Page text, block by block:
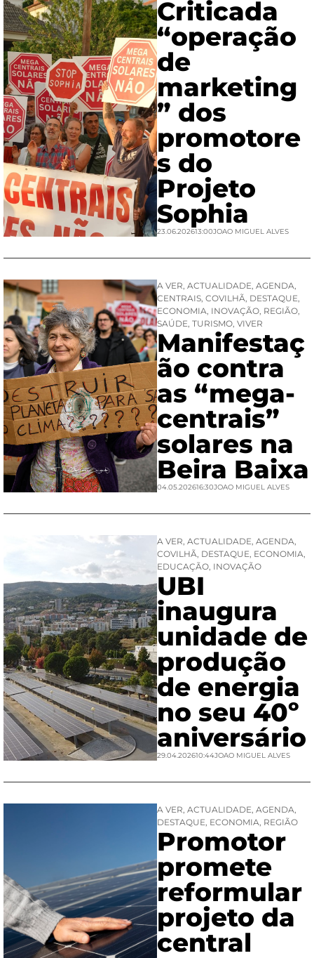
Criticada
“operação
de
marketing
” dos
promotore
s do
Projeto
Sophia
23.06.202613:00JOAO MIGUEL ALVES
A VER, ACTUALIDADE, AGENDA,
CENTRAIS, COVILHÃ, DESTAQUE,
ECONOMIA, INOVAÇÃO, REGIÃO,
SAÚDE, TURISMO, VIVER
Manifestaç
ão contra
as “mega-
centrais”
solares na
Beira Baixa
04.05.202616:30JOAO MIGUEL ALVES
A VER, ACTUALIDADE, AGENDA,
COVILHÃ, DESTAQUE, ECONOMIA,
EDUCAÇÃO, INOVAÇÃO
UBI
inaugura
unidade de
produção
de energia
no seu 40º
aniversário
29.04.202610:44JOAO MIGUEL ALVES
A VER, ACTUALIDADE, AGENDA,
DESTAQUE, ECONOMIA, REGIÃO
Promotor
promete
reformular
projeto da
central